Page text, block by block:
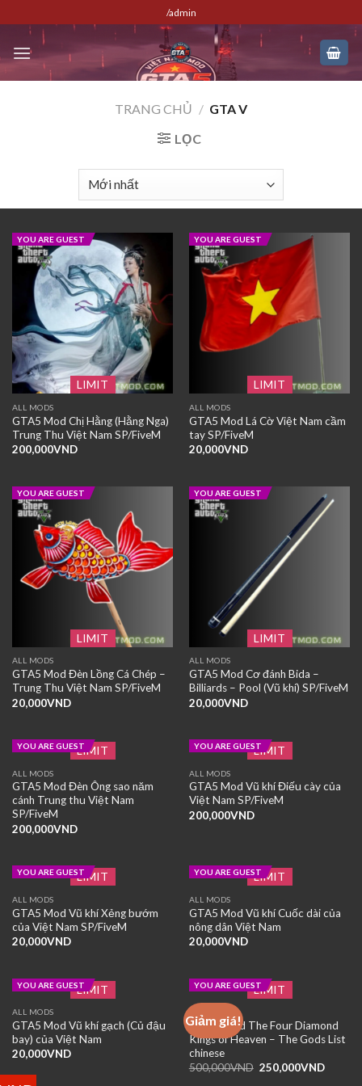
to
content
/admin
TRANG CHỦ / GTA V
LỌC
LIMIT
YOU ARE GUEST
ALL MODS
GTA5 Mod Chị Hằng (Hằng Nga)
Trung Thu Việt Nam SP/FiveM
200,000VND
LIMIT
YOU ARE GUEST
ALL MODS
GTA5 Mod Lá Cờ Việt Nam cầm
tay SP/FiveM
20,000VND
LIMIT
YOU ARE GUEST
ALL MODS
GTA5 Mod Đèn Lồng Cá Chép –
Trung Thu Việt Nam SP/FiveM
20,000VND
LIMIT
YOU ARE GUEST
ALL MODS
GTA5 Mod Cơ đánh Bida –
Billiards – Pool (Vũ khí) SP/FiveM
20,000VND
LIMIT
YOU ARE GUEST
ALL MODS
GTA5 Mod Đèn Ông sao năm
cánh Trung thu Việt Nam
SP/FiveM
200,000VND
LIMIT
YOU ARE GUEST
ALL MODS
GTA5 Mod Vũ khí Điếu cày của
Việt Nam SP/FiveM
200,000VND
LIMIT
YOU ARE GUEST
ALL MODS
GTA5 Mod Vũ khí Xẻng bướm
của Việt Nam SP/FiveM
20,000VND
LIMIT
YOU ARE GUEST
ALL MODS
GTA5 Mod Vũ khí Cuốc dài của
nông dân Việt Nam
20,000VND
LIMIT
YOU ARE GUEST
ALL MODS
GTA5 Mod Vũ khí gạch (Củ đậu
bay) của Việt Nam
20,000VND
Giảm giá!
LIMIT
YOU ARE GUEST
ALL MODS
GTA 5 Mod The Four Diamond
Kings of Heaven – The Gods List
chinese
500,000VND Giá
250,000VNDGiá